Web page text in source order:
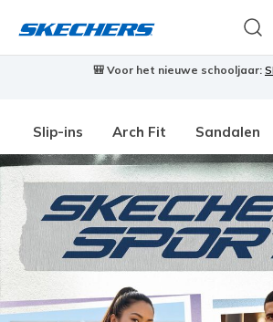
🎒 Voor het nieuwe schooljaar:
Slip-ins Arch Fit Sandalen